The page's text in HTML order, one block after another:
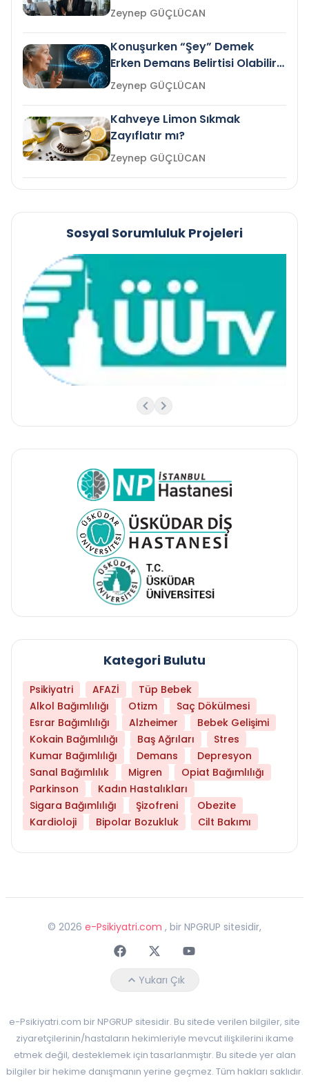
Gelir mi?Zeynep GÜÇLÜCAN
Konuşurken “Şey” Demek
Erken Demans Belirtisi Olabilir
mi?
Zeynep GÜÇLÜCAN
Kahveye Limon Sıkmak
Zayıflatır mı?
Zeynep GÜÇLÜCAN
Sosyal Sorumluluk Projeleri
Kategori Bulutu
Psikiyatri AFAZİ
Tüp Bebek
Alkol Bağımlılığı
Otizm
Saç Dökülmesi
Esrar Bağımlılığı
Alzheimer
Bebek Gelişimi
Kokain Bağımlılığı
Baş Ağrıları
Stres
Kumar Bağımlılığı
Demans
Depresyon
Sanal Bağımlılık
Migren
Opiat Bağımlılığı
Parkinson
Kadın Hastalıkları
Sigara Bağımlılığı
Şizofreni
Obezite
Kardioloji
Bipolar Bozukluk Cilt Bakımı
© 2026 e-Psikiyatri.com , bir NPGRUP sitesidir,
FaceebokTwitterYoutube
Yukarı Çık
e-Psikiyatri.com bir NPGRUP sitesidir. Bu sitede verilen bilgiler, site
ziyaretçilerinin/hastaların hekimleriyle mevcut ilişkilerini ikame
etmek değil, desteklemek için tasarlanmıştır. Bu sitede yer alan
bilgiler bir hekime danışmanın yerine geçmez. Tüm hakları saklıdır.